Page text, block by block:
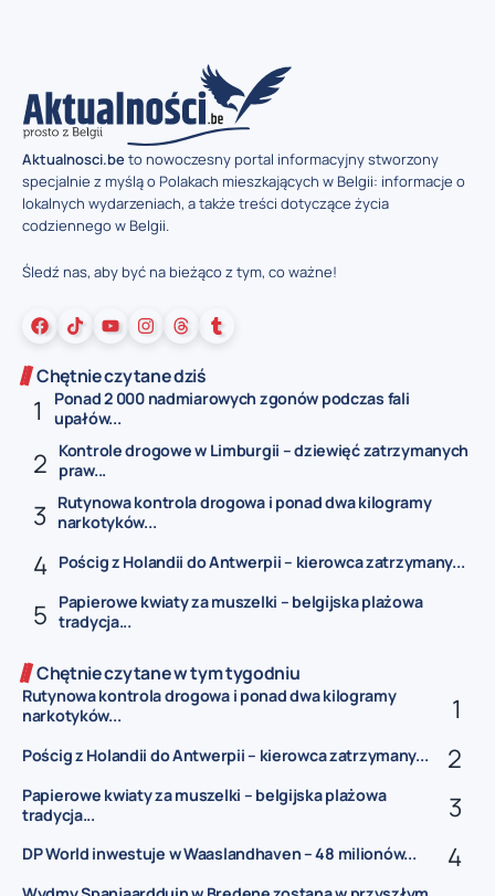
Aktualnosci.beto nowoczesny portal informacyjny stworzony
specjalnie z myślą o Polakach mieszkających w Belgii: informacje o
lokalnych wydarzeniach, a także treści dotyczące życia
codziennego w Belgii.
Śledź nas, aby być na bieżąco z tym, co ważne!
Chętnie czytane dziś
Ponad 2 000 nadmiarowych zgonów podczas fali
upałów...
Kontrole drogowe w Limburgii – dziewięć zatrzymanych
praw...
Rutynowa kontrola drogowa i ponad dwa kilogramy
narkotyków...
Pościg z Holandii do Antwerpii – kierowca zatrzymany...
Papierowe kwiaty za muszelki – belgijska plażowa
tradycja...
Chętnie czytane w tym tygodniu
Rutynowa kontrola drogowa i ponad dwa kilogramy
narkotyków...
Pościg z Holandii do Antwerpii – kierowca zatrzymany...
Papierowe kwiaty za muszelki – belgijska plażowa
tradycja...
DP World inwestuje w Waaslandhaven – 48 milionów...